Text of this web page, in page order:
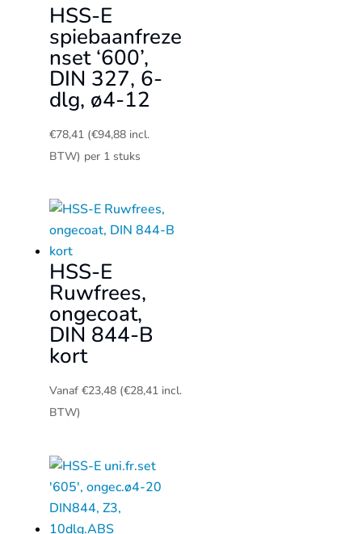
HSS-E
spiebaanfreze
nset ‘600’,
DIN 327, 6-
dlg, ø4-12
€78,41 (€94,88incl.
BTW) per 1 stuks
HSS-E
Ruwfrees,
ongecoat,
DIN 844-B
kort
Vanaf €23,48 (€28,41incl.
BTW)